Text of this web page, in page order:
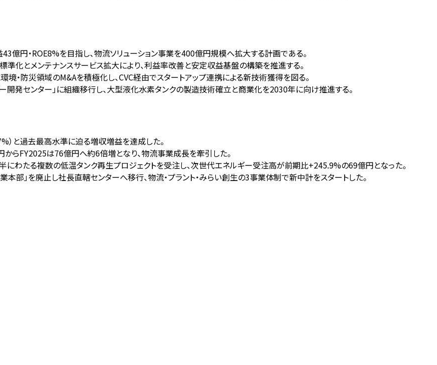
円・ROE8%を目指し、物流ソリューション事業を400億円規模へ拡大する計画である。
化とメンテナンスサービス拡大により、利益率改善と安定収益基盤の構築を推進する。
・防災領域のM&Aを積極化し、CVC経由でスタートアップ連携による新技術獲得を図る。
発センター」に組織移行し、大型液化水素タンクの製造技術確立と商業化を2030年に向け推進する。
）と過去最高水準に迫る増収増益を達成した。
らFY2025は76億円へ約6倍増となり、物流事業成長を牽引した。
にわたる複数の低温タンク再生プロジェクトを受注し、次世代エネルギー受注高が前期比+245.9%の69億円となった。
」を廃止し社長直轄センターへ移行、物流・プラント・みらい創生の3事業体制で新中計をスタートした。